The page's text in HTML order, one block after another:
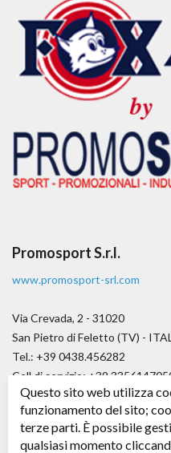
Promosport S.r.l.
www.promosport-srl.com
Via Crevada, 2 - 31020
San Pietro di Feletto (TV) -
Tel.: +39 0438.456282
Cell di servizio:
Fax.: +39.0438.656979
E-mail:angelo@promosport-
Questo sito web utilizza
funzionamento del sito;
terze parti. È possibile
qualsiasi momento